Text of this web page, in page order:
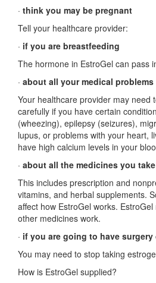
· think you may be pregnant
Tell your healthcare provider:
· if you are breastfeeding
The hormone in EstroGel can pass
· about all your medical problems
Your healthcare provider may need
carefully if you have certain
(wheezing), epilepsy (seizures),
lupus, or problems with your heart,
have high calcium levels in your
· about all the medicines you take
This includes prescription and
vitamins, and herbal supplements.
affect how EstroGel works.
other medicines work.
· if you are going to have
You may need to stop taking
How is EstroGel supplied?